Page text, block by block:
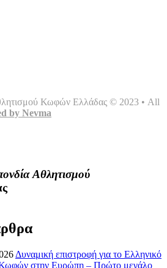
Κωφών Ελλάδας © 2023 • All
by Nevma
Αθλητισμού
Δυναμική επιστροφή για το Ελληνικό
στην Ευρώπη – Πρώτο μεγάλο